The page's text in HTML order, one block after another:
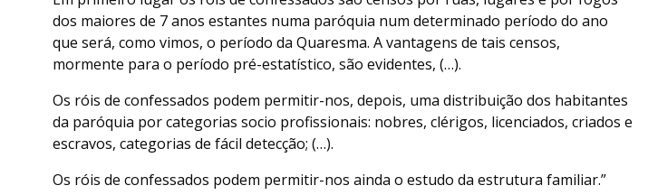
dos maiores de 7 anos estantes numa paróquia num determinado período do ano
que será, como vimos, o período da Quaresma. A vantagens de tais censos,
mormente para o período pré-estatístico, são evidentes, (…).
Os róis de confessados podem permitir-nos, depois, uma distribuição dos habitantes
da paróquia por categorias socio profissionais: nobres, clérigos, licenciados, criados e
escravos, categorias de fácil detecção; (…).
Os róis de confessados podem permitir-nos ainda o estudo da estrutura familiar.”